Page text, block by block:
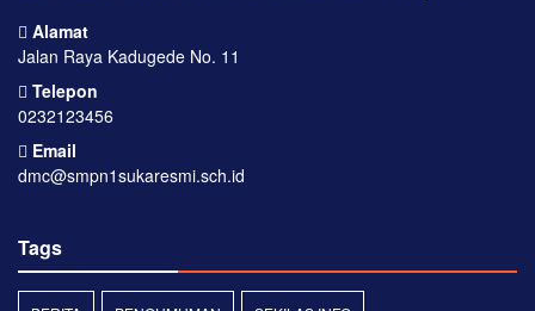
Alamat
Jalan Raya Kadugede No. 11
Telepon
0232123456
Email
dmc@smpn1sukaresmi.sch.id
Tags